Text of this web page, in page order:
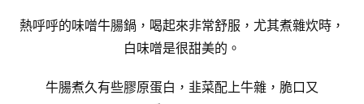
熱呼呼的味噌牛腸鍋，喝起來非常舒服，尤其煮雜炊時，
白味噌是很甜美的。
牛腸煮久有些膠原蛋白，韭菜配上牛雜，脆口又